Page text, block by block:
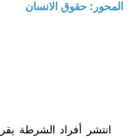
المحور: حقوق الانسان
انتشر أفراد الشرطة